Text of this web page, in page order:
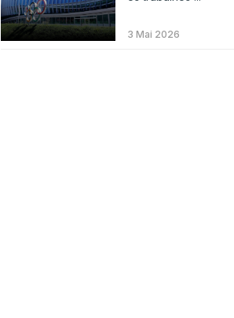
Códigos para ícones clássicos gratuitos no
League of Legends [agosto 2026]
3 Mai 2026